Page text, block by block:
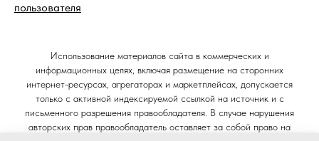
пользователя
Использование материалов сайта в коммерческих и
информационных целях, включая размещение на сторонних
интернет-ресурсах, агрегаторах и маркетплейсах, допускается
только с активной индексируемой ссылкой на источник и с
письменного разрешения правообладателя. В случае нарушения
авторских прав правообладатель оставляет за собой право на